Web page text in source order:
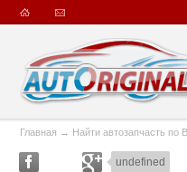
Главная → Найти автозапчасть по
undefined